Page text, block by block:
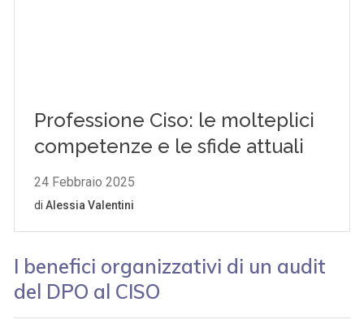
I benefici organizzativi di un audit
del DPO al CISO